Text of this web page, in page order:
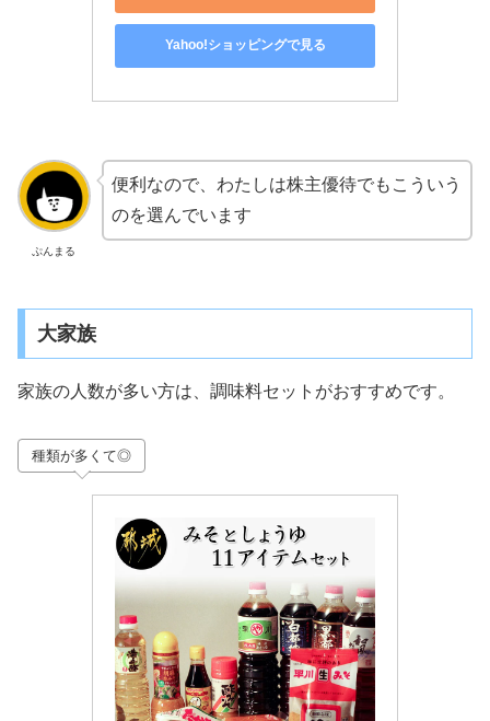
Yahoo!ショッピングで見る
ぷんまる
便利なので、わたしは株主優待でもこういう
のを選んでいます
大家族
家族の人数が多い方は、調味料セットがおすすめです。
種類が多くて◎